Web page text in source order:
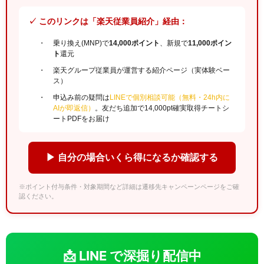
✓ このリンクは「楽天従業員紹介」経由：
乗り換え(MNP)で14,000ポイント 、新規で11,000ポイン
ト還元
楽天グループ従業員が運営する紹介ページ（実体験ベー
ス）
申込み前の疑問はLINEで個別相談可能（無料・24h内に
AIが即返信）
。友だち追加で14,000pt確実取得チートシ
ートPDFをお届け
▶ 自分の場合いくら得になるか確認する
※ポイント付与条件・対象期間など詳細は遷移先キャンペーンページをご確
認ください。
📩 LINE で深掘り配信中